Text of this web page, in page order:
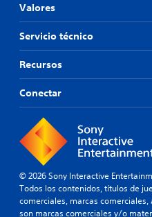
Valores
Servicio técnico
Recursos
Conectar
© 2026 Sony Interactive
Todos los contenidos, títulos de
comerciales, marcas
son marcas comerciales y/o